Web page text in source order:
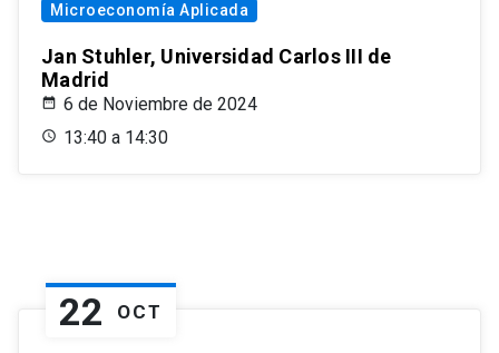
Microeconomía Aplicada
Jan Stuhler, Universidad Carlos III de
Madrid
6 de Noviembre de 2024
13:40 a 14:30
22 OCT